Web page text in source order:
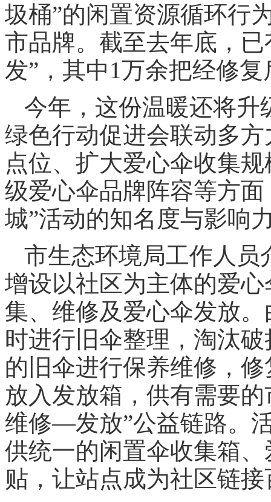
圾桶”的闲置资源循环行
市品牌。截至去年底，
发”，其中1万余把经修
今年，这份温暖还将
绿色行动促进会联动多
点位、扩大爱心伞收集
级爱心伞品牌阵容等方
城”活动的知名度与影响
市生态环境局工作人员
增设以社区为主体的爱
集、维修及爱心伞发放
时进行旧伞整理，淘汰
的旧伞进行保养维修，
放入发放箱，供有需要
维修—发放”公益链路。
供统一的闲置伞收集箱
贴，让站点成为社区链